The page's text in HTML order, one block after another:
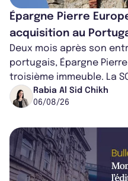
Épargne Pierre
acquisition au
Deux mois après son
portugais, Épargne
troisième immeuble. La
dans le centre du pays,
Rabia Al Sid Chikh
06/08/26